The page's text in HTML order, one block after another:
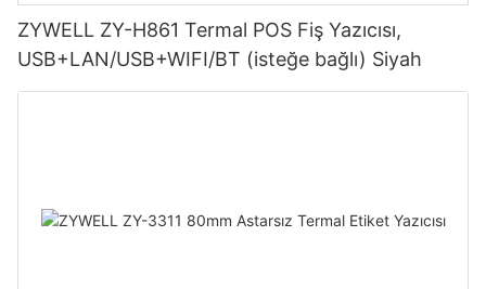
ZYWELL ZY-H861 Termal POS Fiş Yazıcısı,
USB+LAN/USB+WIFI/BT (isteğe bağlı) Siyah